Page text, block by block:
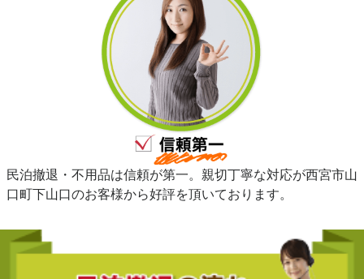
民泊撤退・不用品は信頼が第一。親切丁寧な対応が西宮市山
口町下山口のお客様から好評を頂いております。